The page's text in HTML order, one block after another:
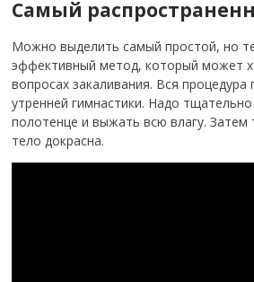
Самый
Можно выделить самый простой, но
эффективный метод, который может
вопросах закаливания. Вся процедура
утренней гимнастики. Надо
полотенце и выжать всю влагу. Затем
тело докрасна.